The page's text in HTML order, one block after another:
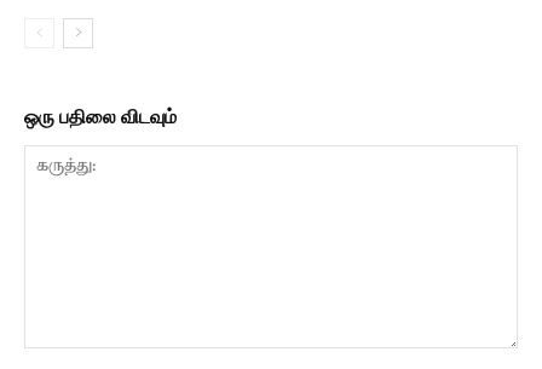
ஒரு பதிலை விடவும்